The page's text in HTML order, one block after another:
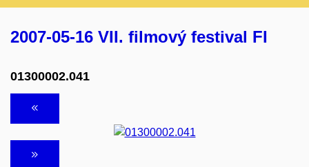
2007-05-16 VII. filmový festival FI
01300002.041